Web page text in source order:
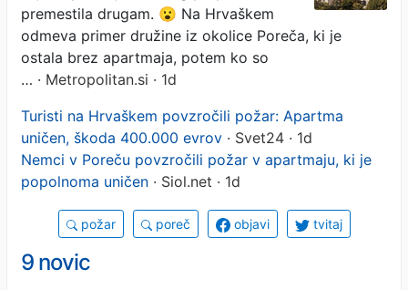
premestila drugam. 😮 Na Hrvaškem
odmeva primer družine iz okolice Poreča, ki je
ostala brez apartmaja, potem ko so
… · Metropolitan.si · 1d
Turisti na Hrvaškem povzročili požar: Apartma
uničen, škoda 400.000 evrov · Svet24 · 1d
Nemci v Poreču povzročili požar v apartmaju, ki je
popolnoma uničen · Siol.net · 1d
požar poreč objavi tvitaj
9 novic